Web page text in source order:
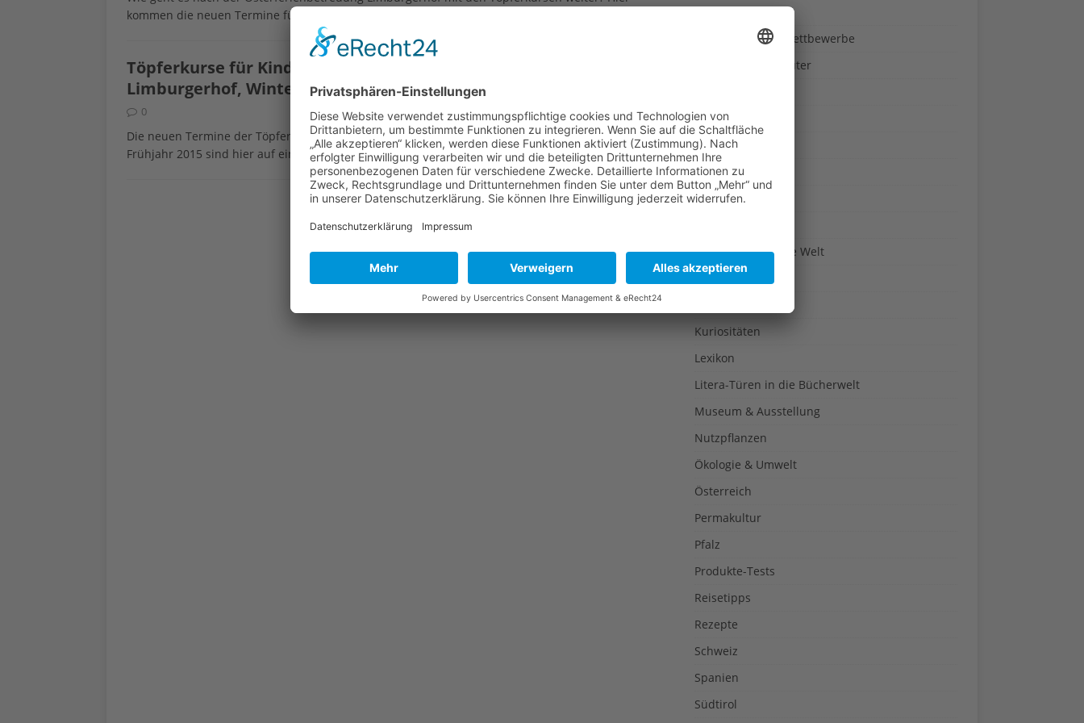
kommen die neuen Termine für Töpferkurse bis zu den Sommerferien.
Töpferkurse für Kinder, Jugendliche und Erwachsene in
Limburgerhof, Winter/Frühjahr 2015
0
Die neuen Termine der Töpferkurse für Kinder, Jugendliche und Erwachsene in Limburgerhof im
Frühjahr 2015 sind hier auf einen Blick zu sehen.
Gewinnspiele & Wettbewerbe
Gewürze und Kräuter
Hochwasser
Ideen-Reich
Italien
Japan
Kulinarisch um die Welt
Kultur
Kuriositäten
Lexikon
Litera-Türen in die Bücherwelt
Museum & Ausstellung
Nutzpflanzen
Ökologie & Umwelt
Österreich
Permakultur
Pfalz
Produkte-Tests
Reisetipps
Rezepte
Schweiz
Spanien
Südtirol